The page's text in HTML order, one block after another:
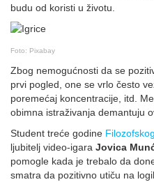
budu od koristi u životu.
Foto: Pixabay
Zbog nemogućnosti da se
prvi pogled, one se vrlo često
poremećaj koncentracije, itd.
obimna istraživanja demantuju
Student treće godine
ljubitelj video-igara Jovica
pomogle kada je trebalo da
smatra da pozitivno utiču na